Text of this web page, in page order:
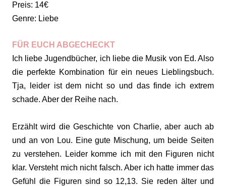
Preis: 14€
Genre: Liebe
FÜR EUCH ABGECHECKT
Ich liebe Jugendbücher, ich liebe die Musik von Ed. Also
die perfekte Kombination für ein neues Lieblingsbuch.
Tja, leider ist dem nicht so und das finde ich extrem
schade. Aber der Reihe nach.
Erzählt wird die Geschichte von Charlie, aber auch ab
und an von Lou. Eine gute Mischung, um beide Seiten
zu verstehen. Leider komme ich mit den Figuren nicht
klar. Versteht mich nicht falsch. Aber ich hatte immer das
Gefühl die Figuren sind so 12,13. Sie reden älter und